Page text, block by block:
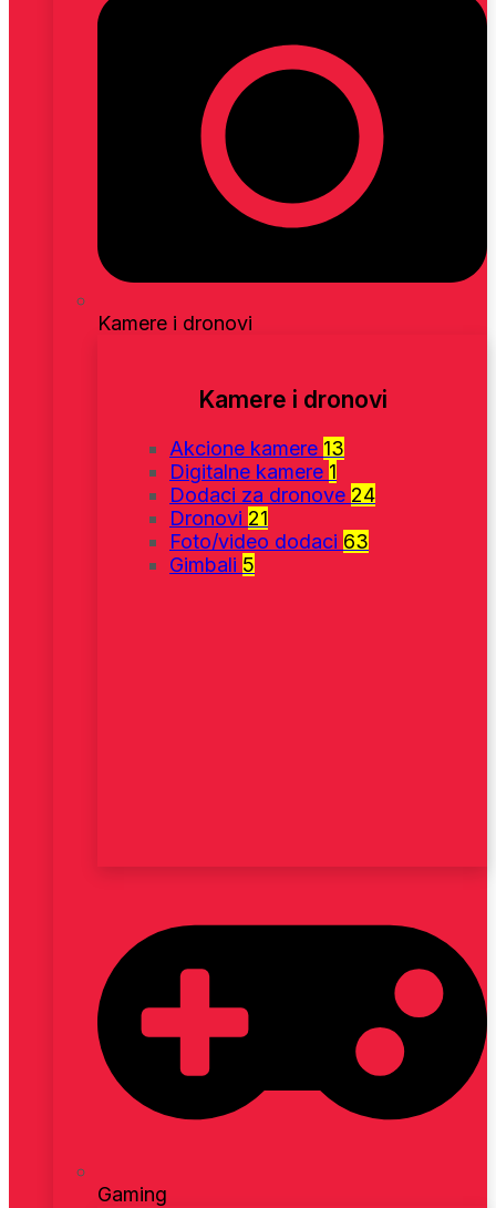
Kamere i dronovi
Kamere i dronovi
Akcione kamere 13
Digitalne kamere 1
Dodaci za dronove 24
Dronovi 21
Foto/video dodaci 63
Gimbali 5
Gaming